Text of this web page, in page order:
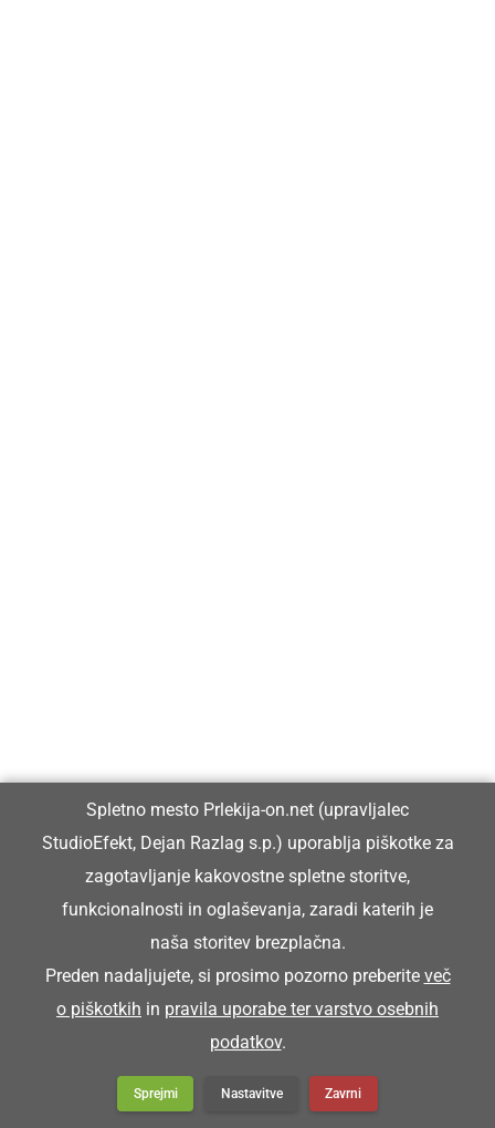
Spletno mesto Prlekija-on.net (upravljalec
StudioEfekt, Dejan Razlag s.p.) uporablja piškotke za
zagotavljanje kakovostne spletne storitve,
funkcionalnosti in oglaševanja, zaradi katerih je
naša storitev brezplačna.
Preden nadaljujete, si prosimo pozorno preberite več
o piškotkih in pravila uporabe ter varstvo osebnih
podatkov.
Sprejmi Nastavitve Zavrni